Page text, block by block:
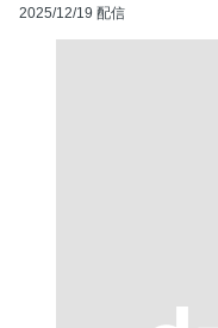
2025/12/19 配信